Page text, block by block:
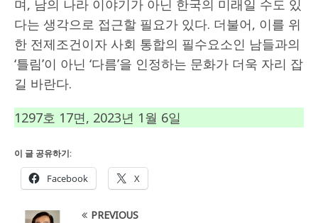
며, 남의 나라 이야기가 아닌 한국의 미래일 수도 있
다는 생각으로 접근할 필요가 있다. 더불어, 이를 위
한 전제조건이자 사회 통합의 필수요소인 남들과의
‘틀림’이 아닌 ‘다름’을 인정하는 문화가 더욱 자리 잡
길 바란다.
1297호 17면, 2023년 1월 6일
이 글 공유하기:
Facebook X
PREVIOUS